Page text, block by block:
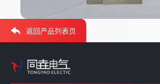
返回产品列表页